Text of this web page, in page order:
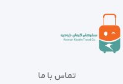
تماس با ما